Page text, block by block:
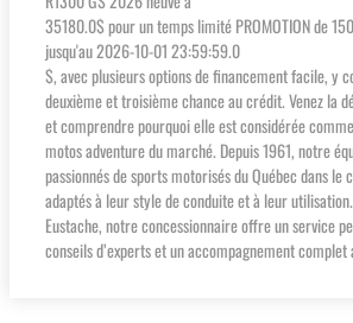
35180.0$ pour un temps limité PROMOTION de
jusqu'au 2026-10-01 23:59:59.0
$, avec plusieurs options de financement facile, y
deuxième et troisième chance au crédit. Venez la
et comprendre pourquoi elle est considérée
motos adventure du marché. Depuis 1961, notre
passionnés de sports motorisés du Québec dans le
adaptés à leur style de conduite et à leur
Eustache, notre concessionnaire offre un service
conseils d’experts et un accompagnement complet